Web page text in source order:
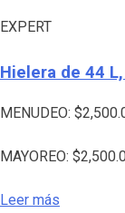
EXPERT
Hielera de 44 L,
MENUDEO: $
MAYOREO: $
Leer más